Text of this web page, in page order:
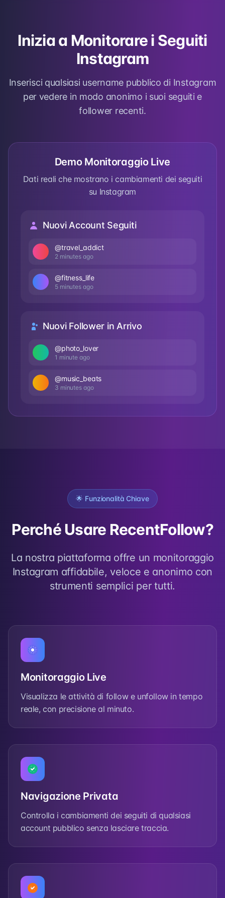
Inizia a Monitorare i Seguiti
Instagram
Inserisci qualsiasi username pubblico di Instagram
per vedere in modo anonimo i suoi seguiti e
follower recenti.
Demo Monitoraggio Live
Dati reali che mostrano i cambiamenti dei seguiti
su Instagram
Nuovi Account Seguiti
@travel_addict
2 minutes ago
@fitness_life
5 minutes ago
Nuovi Follower in Arrivo
@photo_lover
1 minute ago
@music_beats
3 minutes ago
🌟 Funzionalità Chiave
Perché Usare RecentFollow?
La nostra piattaforma offre un monitoraggio
Instagram affidabile, veloce e anonimo con
strumenti semplici per tutti.
Monitoraggio Live
Visualizza le attività di follow e unfollow in tempo
reale, con precisione al minuto.
Navigazione Privata
Controlla i cambiamenti dei seguiti di qualsiasi
account pubblico senza lasciare traccia.